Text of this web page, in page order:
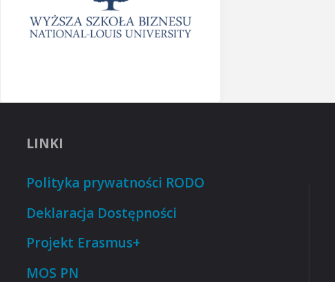
LINKI
Polityka prywatności RODO
Deklaracja Dostępności
Projekt Erasmus+
MOS PN